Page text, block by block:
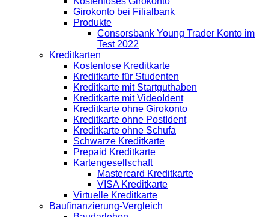
Girokonto bei Filialbank
Produkte
Consorsbank Young Trader Konto im
Test 2022
Kreditkarten
Kostenlose Kreditkarte
Kreditkarte für Studenten
Kreditkarte mit Startguthaben
Kreditkarte mit VideoIdent
Kreditkarte ohne Girokonto
Kreditkarte ohne PostIdent
Kreditkarte ohne Schufa
Schwarze Kreditkarte
Prepaid Kreditkarte
Kartengesellschaft
Mastercard Kreditkarte
VISA Kreditkarte
Virtuelle Kreditkarte
Baufinanzierung-Vergleich